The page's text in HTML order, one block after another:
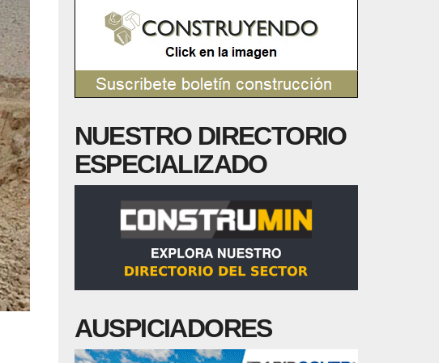
NUESTRO DIRECTORIO
ESPECIALIZADO
AUSPICIADORES